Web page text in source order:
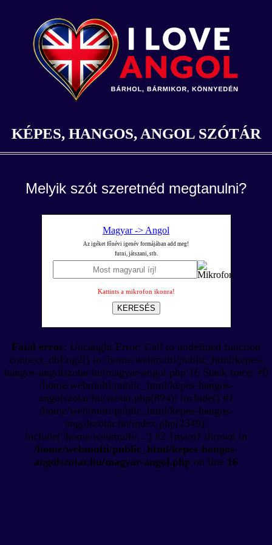
KÉPES, HANGOS, ANGOL SZÓTÁR
Melyik szót szeretnéd megtanulni?
Magyar -> Angol
Az igéket főnévi igenév formájában add meg!
futni, játszani, stb.
Kattints a mikrofon ikonra!
KERESÉS
Fatal error: Uncaught Error: Call to undefined function
connect_dbEng2() in /home/webmulti/public_html/kepes-
hangos-angolszotar.hu/magyar-angol.php:16 Stack trace: #0
/home/webmulti/public_html/kepes-hangos-
angolszotar.hu/szotar.php(894): include() #1
/home/webmulti/public_html/kepes-hangos-
angolszotar.hu/index.php(2349):
include('/home/webmulti/...') #2 {main} thrown in
/home/webmulti/public_html/kepes-hangos-
angolszotar.hu/magyar-angol.php on line 16